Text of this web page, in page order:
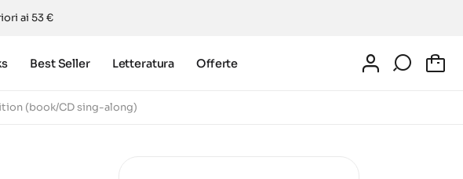
ai 53 €
Best Seller Letteratura Offerte
(book/CD sing-along)